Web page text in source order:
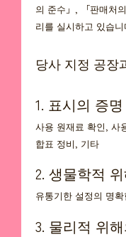
의 준수」, 「판매처
리를 실시하고 있습니
당사 지정 공장
1. 표시의 증명
사용 원재료 확인, 사
합표 정비, 기타
2. 생물학적
유통기한 설정의 명
3. 물리적 위